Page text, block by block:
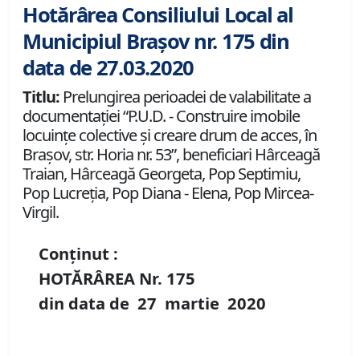
Hotărârea Consiliului Local al
Municipiul Brașov nr. 175 din
data de 27.03.2020
Titlu: Prelungirea perioadei de valabilitate a
documentaţiei “P.U.D. - Construire imobile
locuinţe colective şi creare drum de acces, în
Brașov, str. Horia nr. 53”, beneficiari Hârceagă
Traian, Hârceagă Georgeta, Pop Septimiu,
Pop Lucreţia, Pop Diana - Elena, Pop Mircea-
Virgil.
Conținut :
HOTĂRÂREA Nr. 175
din data de 27 martie 2020